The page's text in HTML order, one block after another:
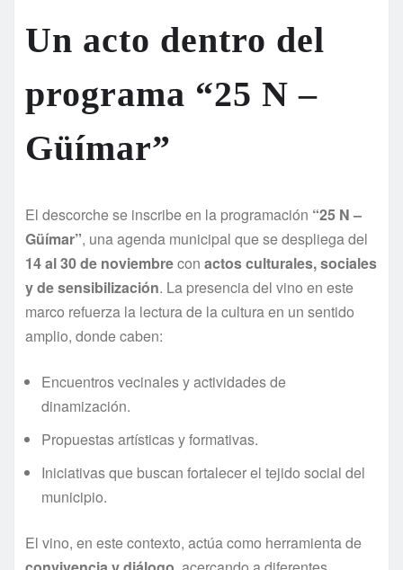
Un acto dentro del
programa “25 N –
Güímar”
El descorche se inscribe en la programación “25 N –
Güímar”, una agenda municipal que se despliega del
14 al 30 de noviembrecon actos culturales, sociales
y de sensibilización. La presencia del vino en este
marco refuerza la lectura de la cultura en un sentido
amplio, donde caben:
Encuentros vecinales y actividades de
dinamización.
Propuestas artísticas y formativas.
Iniciativas que buscan fortalecer el tejido social del
municipio.
El vino, en este contexto, actúa como herramienta de